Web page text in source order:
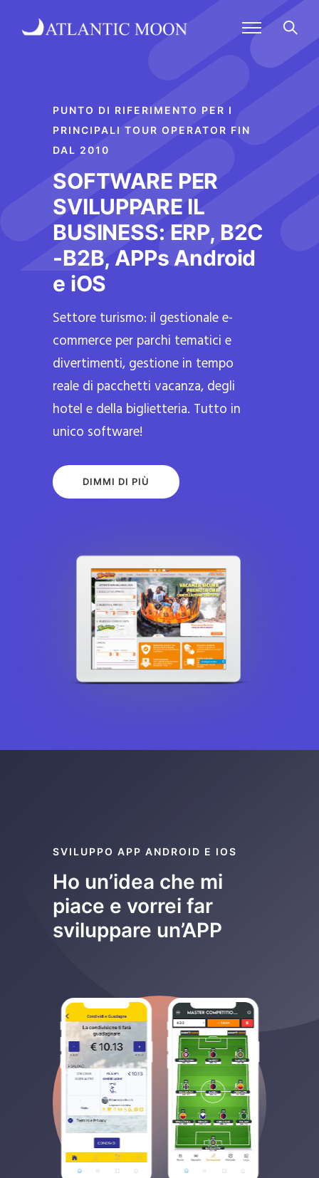
PUNTO DI RIFERIMENTO PER I
PRINCIPALI TOUR OPERATOR FIN
DAL 2010
SOFTWARE PER
SVILUPPARE IL
BUSINESS: ERP, B2C
-B2B, APPs Android
e iOS
Settore turismo: il gestionale e-
commerce per parchi tematici e
divertimenti, gestione in tempo
reale di pacchetti vacanza, degli
hotel e della biglietteria. Tutto in
unico software!
DIMMI DI PIÙ
SVILUPPO APP ANDROID E IOS
Ho un’idea che mi
piace e vorrei far
sviluppare un’APP